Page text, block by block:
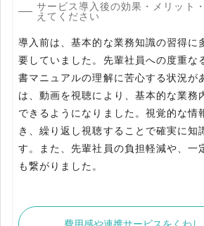
サービス導入後の効果・メリット
えてください
導入前は、基本的な業務知識の習得に
要していました。先輩社員への度重な
書マニュアルの理解に苦心する状況が
は、動画を視聴により、基本的な業務
できるようになりました。視覚的な情
き、繰り返し視聴することで確実に知
す。また、先輩社員の負担軽減や、一
も繋がりました。